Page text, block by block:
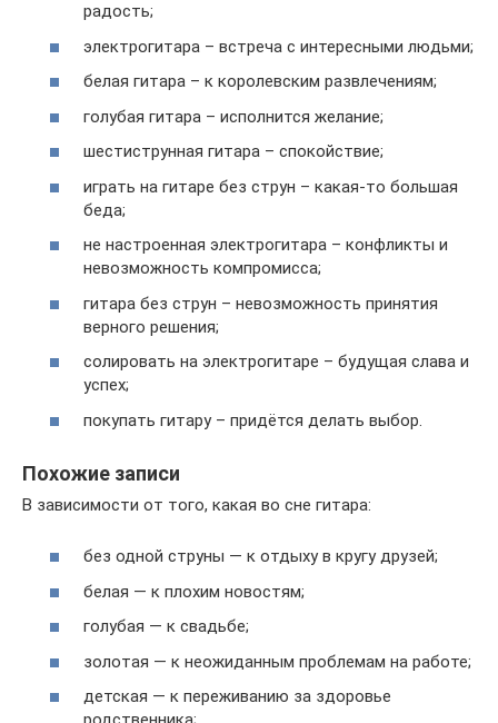
радость;
электрогитара – встреча с интересными людьми;
белая гитара – к королевским развлечениям;
голубая гитара – исполнится желание;
шестиструнная гитара – спокойствие;
играть на гитаре без струн – какая-то большая
беда;
не настроенная электрогитара – конфликты и
невозможность компромисса;
гитара без струн – невозможность принятия
верного решения;
солировать на электрогитаре – будущая слава и
успех;
покупать гитару – придётся делать выбор.
Похожие записи
В зависимости от того, какая во сне гитара:
без одной струны — к отдыху в кругу друзей;
белая — к плохим новостям;
голубая — к свадьбе;
золотая — к неожиданным проблемам на работе;
детская — к переживанию за здоровье